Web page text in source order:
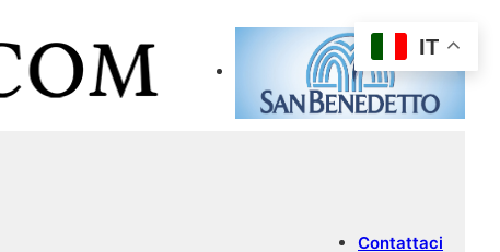
Contattaci
IT